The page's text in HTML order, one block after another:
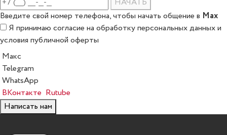
НАЧАТЬ
Введите свой номер телефона, чтобы начать общение в Max
Я принимаю согласие на обработку персональных данных и
условия публичной оферты
Макс
Telegram
WhatsApp
ВКонтакте
Rutube
Написать нам